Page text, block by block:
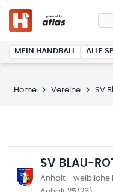
MEIN HANDBALL ALLE
Home Vereine SV
SV BLAU-
Anhalt - weibliche